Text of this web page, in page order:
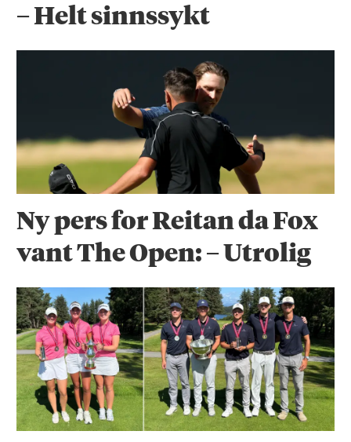
– Helt sinnssykt
Ny pers for Reitan da Fox
vant The Open: – Utrolig